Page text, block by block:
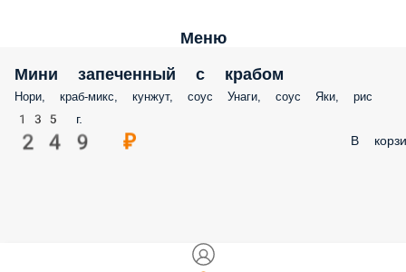
Меню
Мини запеченный с крабом
Нори, краб-микс, кунжут, соус Унаги, соус Яки, рис
135 г.
249 ₽ В